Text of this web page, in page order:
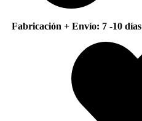
Fabricación + Envío: 7 -10 días